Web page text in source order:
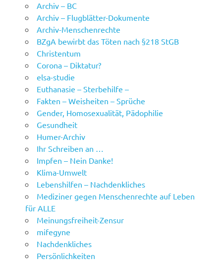
Archiv – BC
Archiv – Flugblätter-Dokumente
Archiv-Menschenrechte
BZgA bewirbt das Töten nach §218 StGB
Christentum
Corona – Diktatur?
elsa-studie
Euthanasie – Sterbehilfe –
Fakten – Weisheiten – Sprüche
Gender, Homosexualität, Pädophilie
Gesundheit
Humer-Archiv
Ihr Schreiben an …
Impfen – Nein Danke!
Klima-Umwelt
Lebenshilfen – Nachdenkliches
Mediziner gegen Menschenrechte auf Leben
für ALLE
Meinungsfreiheit-Zensur
mifegyne
Nachdenkliches
Persönlichkeiten